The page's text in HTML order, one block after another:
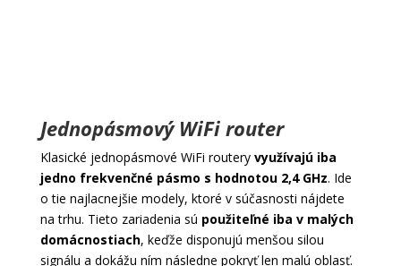
Jednopásmový WiFi router
Klasické jednopásmové WiFi routery využívajú iba
jedno frekvenčné pásmo s hodnotou 2,4 GHz. Ide
o tie najlacnejšie modely, ktoré v súčasnosti nájdete
na trhu. Tieto zariadenia sú použiteľné iba v malých
domácnostiach, keďže disponujú menšou silou
signálu a dokážu ním následne pokryť len malú oblasť.